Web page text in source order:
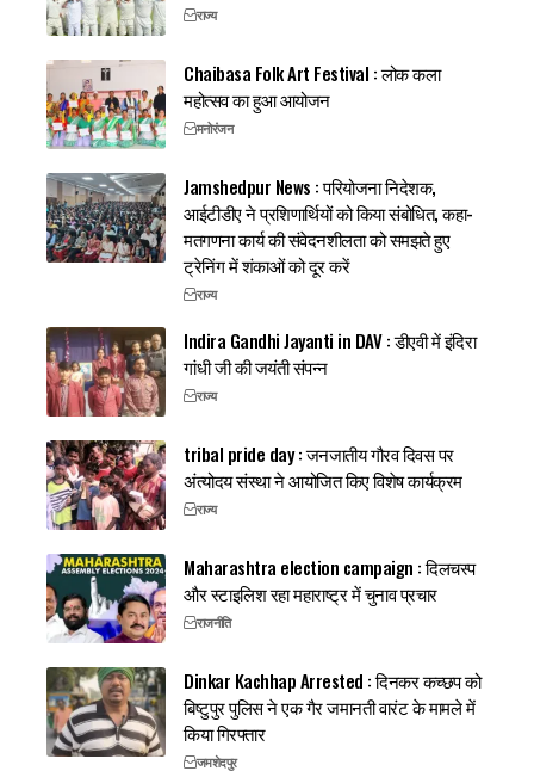
राज्य
Chaibasa Folk Art Festival : लोक कला
महोत्सव का हुआ आयोजन
मनोरंजन
Jamshedpur News : परियोजना निदेशक,
आईटीडीए ने प्रशिणार्थियों को किया संबोधित, कहा-
मतगणना कार्य की संवेदनशीलता को समझते हुए
ट्रेनिंग में शंकाओं को दूर करें
राज्य
Indira Gandhi Jayanti in DAV : डीएवी में इंदिरा
गांधी जी की जयंती संपन्न
राज्य
tribal pride day : जनजातीय गौरव दिवस पर
अंत्योदय संस्था ने आयोजित किए विशेष कार्यक्रम
राज्य
Maharashtra election campaign : दिलचस्प
और स्टाइलिश रहा महाराष्ट्र में चुनाव प्रचार
राजनीति
Dinkar Kachhap Arrested : दिनकर कच्छप को
बिष्टुपुर पुलिस ने एक गैर जमानती वारंट के मामले में
किया गिरफ्तार
जमशेदपुर